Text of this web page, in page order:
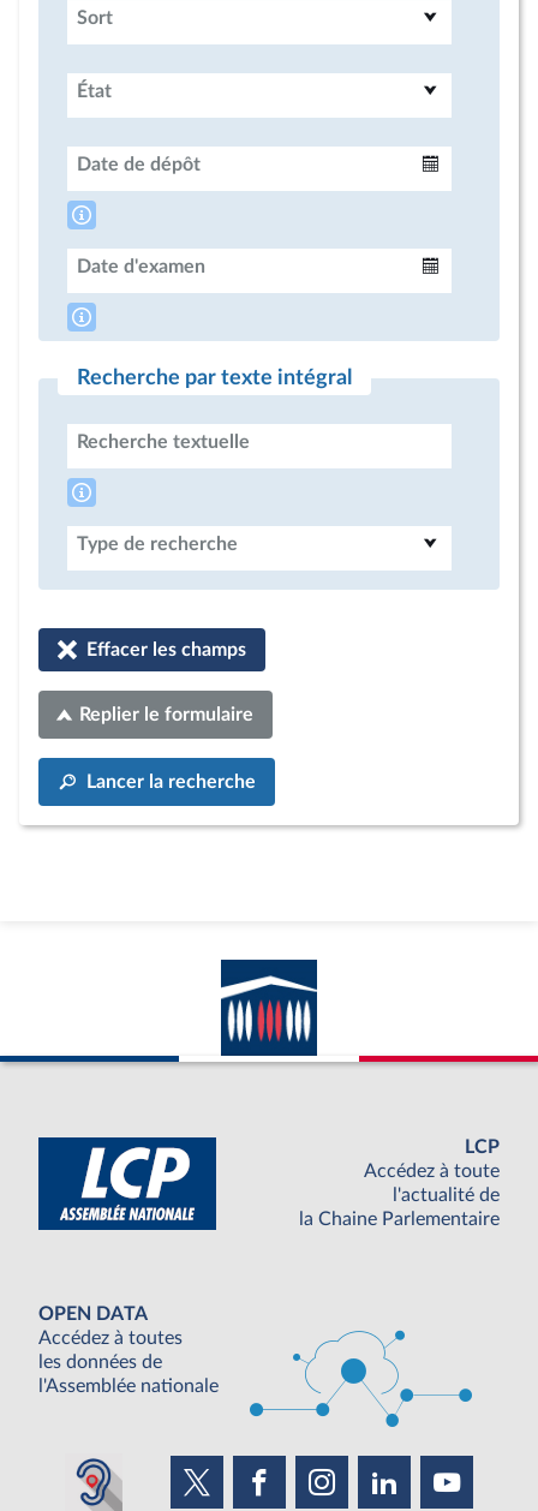
Sort
État
Date de dépôt
Date d'examen
Recherche par texte intégral
Recherche textuelle
Type de recherche
Effacer les champs
Replier le formulaire
Lancer la recherche
LCP
Accédez à toute
l'actualité de
la Chaine Parlementaire
OPEN DATA
Accédez à toutes
les données de
l'Assemblée nationale